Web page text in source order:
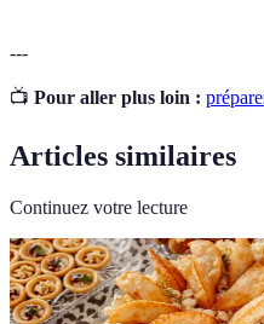
---
📺 Pour aller plus loin :
Articles similaires
Continuez votre lecture